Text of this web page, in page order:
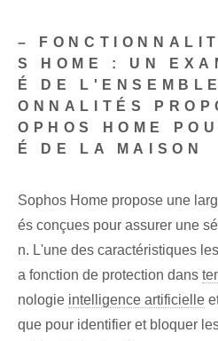
–
S HOME : UN
É DE
ONNALITÉS
OPHOS HOME
É DE LA MAISON
Sophos Home propose une
és conçues pour assurer une
n. L'une des caractéristiques
a fonction de protection dans
nologie intelligence artificielle
que ⁢pour identifier et bloquer